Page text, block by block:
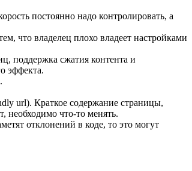
постоянно надо контролировать, а
что владелец плохо владеет настройками
поддержка сжатия контента и
эффекта.
url). Краткое содержание страницы,
необходимо что-то менять.
отклонений в коде, то это могут